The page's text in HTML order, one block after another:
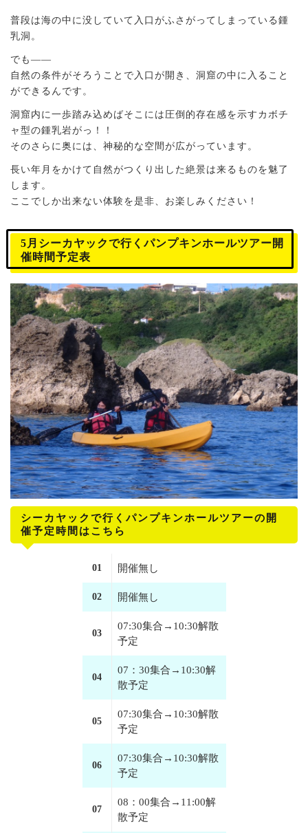
普段は海の中に没していて入口がふさがってしまっている鍾
乳洞。
でも――
自然の条件がそろうことで入口が開き、洞窟の中に入ること
ができるんです。
洞窟内に一歩踏み込めばそこには圧倒的存在感を示すカボチ
ャ型の鍾乳岩がっ！！
そのさらに奥には、神秘的な空間が広がっています。
長い年月をかけて自然がつくり出した絶景は来るものを魅了
します。
ここでしか出来ない体験を是非、お楽しみください！
5月シーカヤックで行くパンプキンホールツアー開
催時間予定表
シーカヤックで行くパンプキンホールツアーの開
催予定時間はこちら
01 開催無し
02 開催無し
03
07:30集合→10:30解散
予定
04
07：30集合→10:30解
散予定
05
07:30集合→10:30解散
予定
06
07:30集合→10:30解散
予定
07
08：00集合→11:00解
散予定